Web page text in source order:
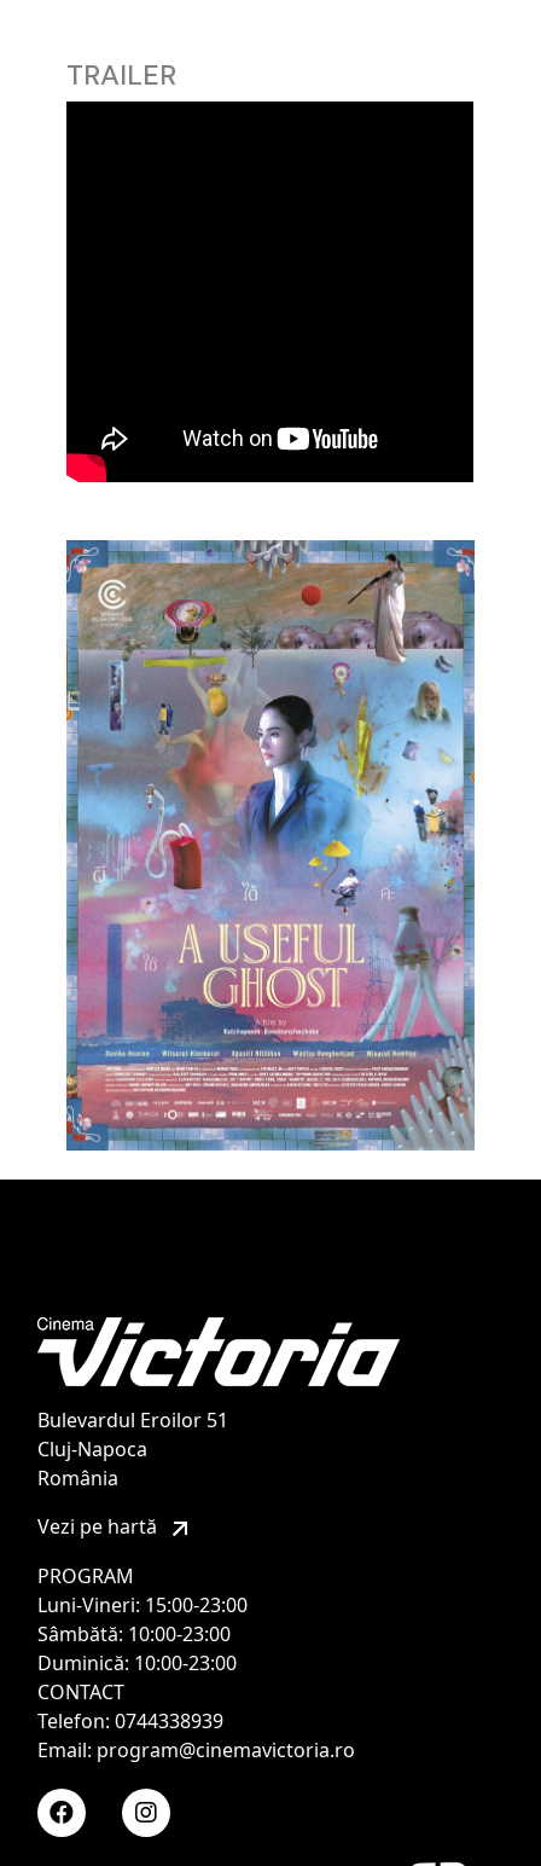
TRAILER
Bulevardul Eroilor 51
Cluj-Napoca
România
Vezi pe hartă
PROGRAM
Luni-Vineri: 15:00-23:00
Sâmbătă: 10:00-23:00
Duminică: 10:00-23:00
CONTACT
Telefon: 0744338939
Email: program@cinemavictoria.ro